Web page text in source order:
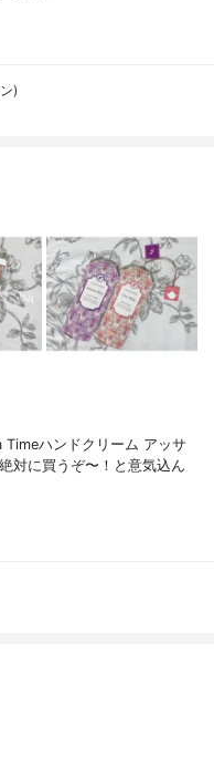
)
ハンドクリーム アッサ
対に買うぞ〜！と意気込ん